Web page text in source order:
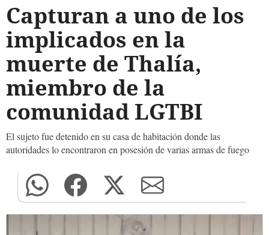
Capturan a uno de los
implicados en la
muerte de Thalía,
miembro de la
comunidad LGTBI
El sujeto fue detenido en su casa de habitación donde las
autoridades lo encontraron en posesión de varias armas de fuego